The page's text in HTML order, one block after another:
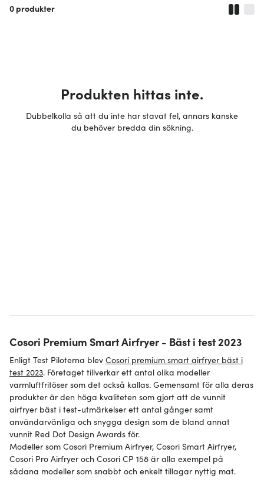
0 produkter
Produkten hittas inte.
Dubbelkolla så att du inte har stavat fel, annars kanske
du behöver bredda din sökning.
Cosori Premium Smart Airfryer - Bäst i test 2023
Enligt Test Piloterna blev Cosori premium smart airfryer bäst i
test 2023. Företaget tillverkar ett antal olika modeller
varmluftfritöser som det också kallas. Gemensamt för alla deras
produkter är den höga kvaliteten som gjort att de vunnit
airfryer bäst i test-utmärkelser ett antal gånger samt
användarvänliga och snygga design som de bland annat
vunnit Red Dot Design Awards för.
Modeller som Cosori Premium Airfryer, Cosori Smart Airfryer,
Cosori Pro Airfryer och Cosori CP 158 är alla exempel på
sådana modeller som snabbt och enkelt tillagar nyttig mat.